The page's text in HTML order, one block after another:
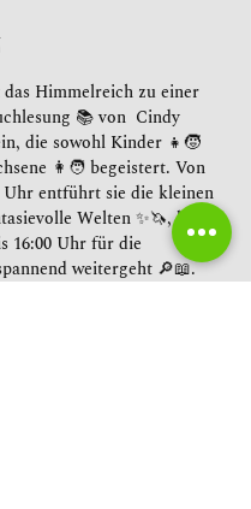
Himmelreich zu einer
📚 von  Cindy
die sowohl Kinder 👧🧒
👩🧑 begeistert. Von
Uhr entführt sie die kleinen
Welten ✨🦄, bevor
16:00 Uhr für die
weitergeht 🔎📖.